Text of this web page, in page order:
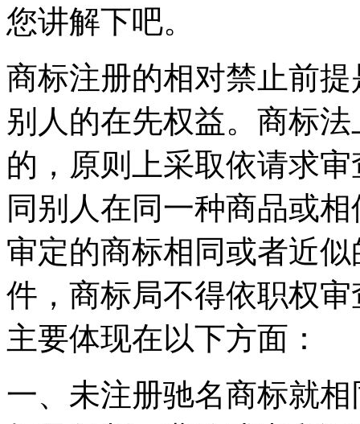
您讲解下吧。
商标注册的相对禁止前
别人的在先权益。商标
的，原则上采取依请求
同别人在同一种商品或
审定的商标相同或者近
件，商标局不得依职权
主要体现在以下方面：
一、未注册驰名商标就